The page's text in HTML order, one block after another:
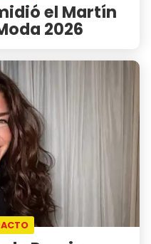
el Martín
2026